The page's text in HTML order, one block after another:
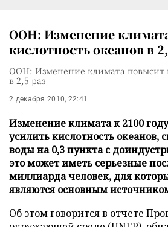
ООН: Изменение
кислотность океанов в
ООН: Изменение климата повысит
в 2,5 раз
2 декабря 2010, 22:41
Изменение климата к 2100
усилить кислотность океанов,
воды на 0,3 пункта с
это может иметь серьезные
миллиарда человек, для
являются основным
Об этом говорится в отчете